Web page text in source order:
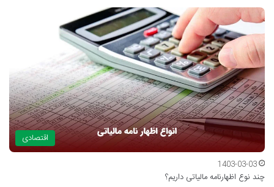
اقتصادی
1403-03-03
چند نوع اظهارنامه مالیاتی داریم؟